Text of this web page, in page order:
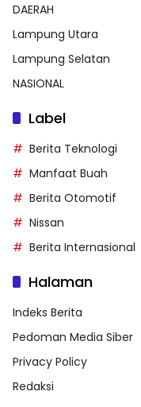
DAERAH
Lampung Utara
Lampung Selatan
NASIONAL
Label
Berita Teknologi
Manfaat Buah
Berita Otomotif
Nissan
Berita Internasional
Halaman
Indeks Berita
Pedoman Media Siber
Privacy Policy
Redaksi